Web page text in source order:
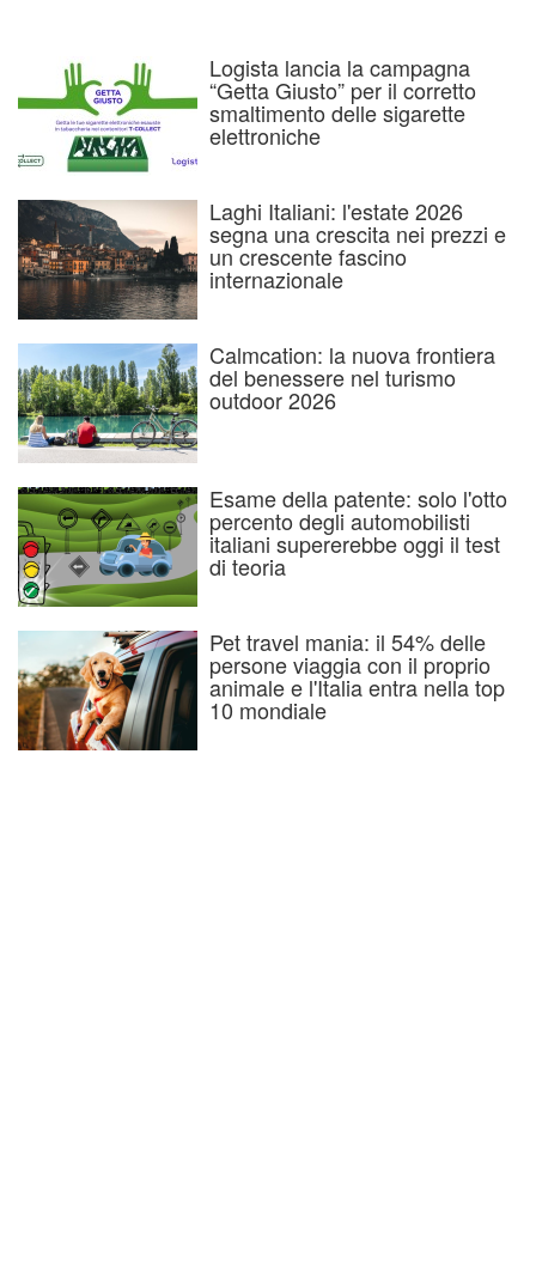
Logista lancia la campagna
“Getta Giusto” per il corretto
smaltimento delle sigarette
elettroniche
Laghi Italiani: l'estate 2026
segna una crescita nei prezzi e
un crescente fascino
internazionale
Calmcation: la nuova frontiera
del benessere nel turismo
outdoor 2026
Esame della patente: solo l'otto
percento degli automobilisti
italiani supererebbe oggi il test
di teoria
Pet travel mania: il 54% delle
persone viaggia con il proprio
animale e l'Italia entra nella top
10 mondiale